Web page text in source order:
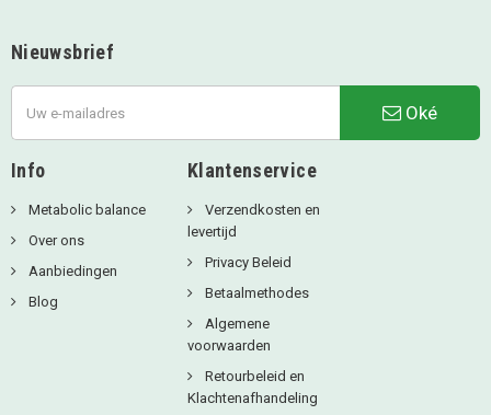
Nieuwsbrief
Oké
Info
Metabolic balance
Over ons
Aanbiedingen
Blog
Klantenservice
Verzendkosten en
levertijd
Privacy Beleid
Betaalmethodes
Algemene
voorwaarden
Retourbeleid en
Klachtenafhandeling